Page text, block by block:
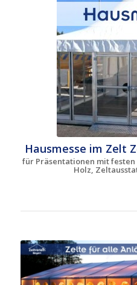
Hausmesse im Zelt
für Präsentationen mit
Holz,